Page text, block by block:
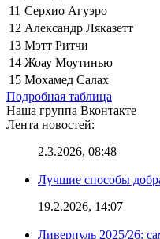
11 Серхио Агуэро
12 Александр Ляказетт
13 Мэтт Ритчи
14 Жоау Моутинью
15 Мохамед Салах
Подробная таблица
Наша группа Вконтакте
Лента новостей:
2.3.2026, 08:48
Лучшие способы
19.2.2026, 14:07
Ливерпуль 2025/26: